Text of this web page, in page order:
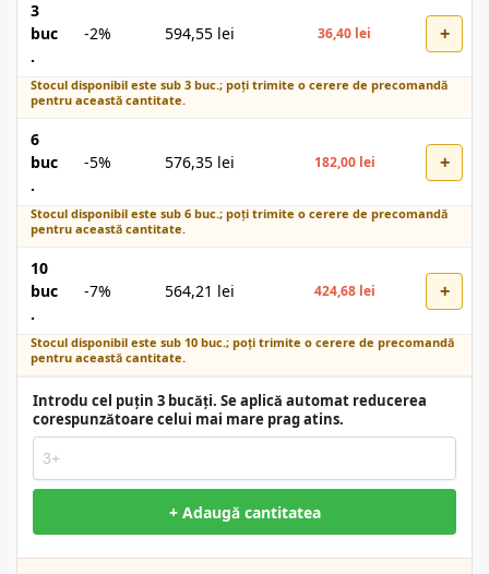
3
buc
.
-2% 594,55 lei 36,40 lei +
Stocul disponibil este sub 3 buc.; poți trimite o cerere de precomandă
pentru această cantitate.
6
buc
.
-5% 576,35 lei 182,00 lei +
Stocul disponibil este sub 6 buc.; poți trimite o cerere de precomandă
pentru această cantitate.
10
buc
.
-7% 564,21 lei 424,68 lei +
Stocul disponibil este sub 10 buc.; poți trimite o cerere de precomandă
pentru această cantitate.
Introdu cel puțin 3 bucăți. Se aplică automat reducerea
corespunzătoare celui mai mare prag atins.
+ Adaugă cantitatea